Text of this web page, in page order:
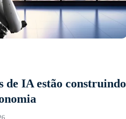
de IA estão construindo